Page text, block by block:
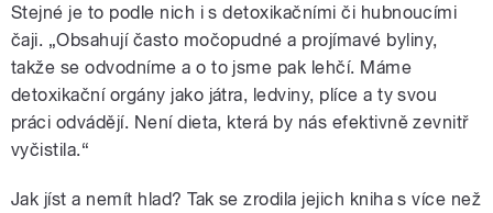
Stejné je to podle nich i s detoxikačními či hubnoucími
čaji. „Obsahují často močopudné a projímavé byliny,
takže se odvodníme a o to jsme pak lehčí. Máme
detoxikační orgány jako játra, ledviny, plíce a ty svou
práci odvádějí. Není dieta, která by nás efektivně zevnitř
vyčistila.“
Jak jíst a nemít hlad? Tak se zrodila jejich kniha s více než